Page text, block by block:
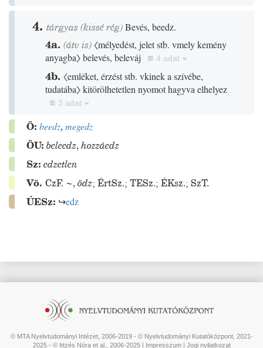
4. tárgyas (kissérég)Bevés, beedz.
4a. (átv is)〈mélyedést, jelet stb. vmely kemény
anyagba〉belevés, beleváj 4 adat
4b. 〈emléket, érzést stb. vkinek a szívébe,
tudatába〉kitörölhetetlen nyomot hagyva elhelyez
3 adat
Ö: beedz,megedz
ÖU: beleedz,hozzáedz
Sz: edzetlen
Vö. CzF. ~,ödz; ÉrtSz.; TESz.; ÉKsz.; SzT.
ÚESz: ↪edz
© MTA Nyelvtudományi Intézet, 2006-2019 - © Nyelvtudományi Kutatóközpont, 2021-
2025 - © Ittzés Nóra et al., 2006-2025 | Impresszum| Jogi nyilatkozat